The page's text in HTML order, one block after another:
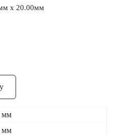
x 20.00мм
мм
мм